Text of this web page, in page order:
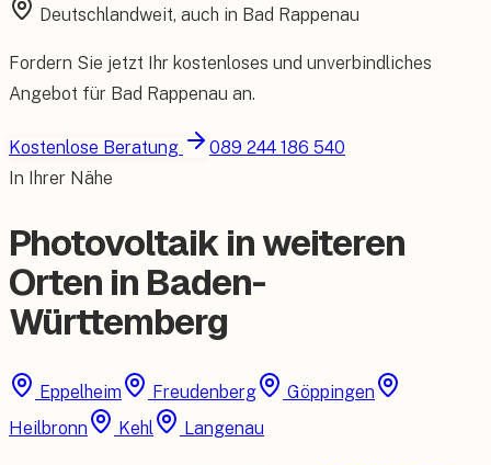
Deutschlandweit, auch in Bad Rappenau
Fordern Sie jetzt Ihr kostenloses und unverbindliches
Angebot für Bad Rappenau an.
Kostenlose Beratung
089 244 186 540
In Ihrer Nähe
Photovoltaik in weiteren
Orten in Baden-
Württemberg
Eppelheim Freudenberg
Göppingen
Heilbronn
Kehl Langenau